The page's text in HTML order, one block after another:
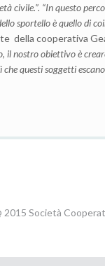
civile.”. “In questo
sportello è quello di
della cooperativa
nostro obiettivo è
questi soggetti
2015 Società